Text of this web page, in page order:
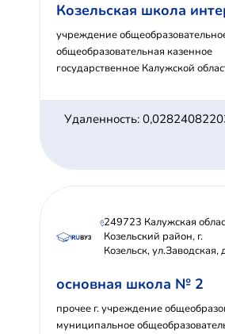
Козельская школа
учреждение
общеобразовательная казенное
государственное Калужской
Удаленность:
249723 Калужская
Козельский район, г.
Козельск, ул.Заводская,
основная школа № 2
прочее г. учреждение
муниципальное